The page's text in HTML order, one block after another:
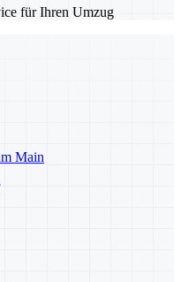
für Ihren Umzug
Main